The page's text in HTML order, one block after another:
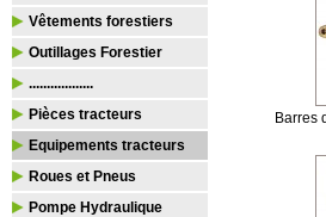
Vêtements forestiers
Outillages Forestier
..................
Pièces tracteurs
Equipements tracteurs
Roues et Pneus
Pompe Hydraulique
Barres